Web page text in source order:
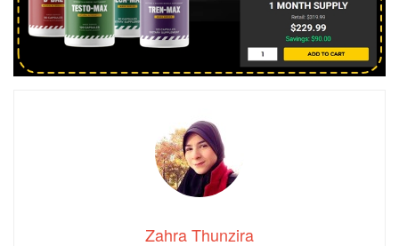
Zahra Thunzira